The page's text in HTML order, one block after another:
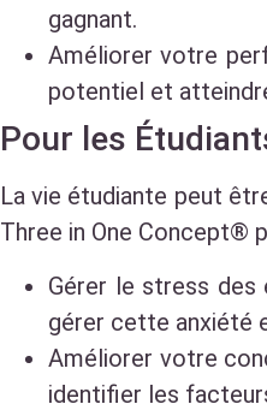
gagnant.
Améliorer votre
potentiel et
Pour les
La vie étudiante peut
Three in One Concept®
Gérer le stress des
gérer cette anxiété
Améliorer votre
identifier les